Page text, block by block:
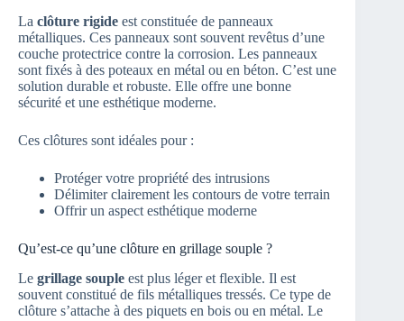
La clôture rigide est constituée de panneaux
métalliques. Ces panneaux sont souvent revêtus d’une
couche protectrice contre la corrosion. Les panneaux
sont fixés à des poteaux en métal ou en béton. C’est une
solution durable et robuste. Elle offre une bonne
sécurité et une esthétique moderne.
Ces clôtures sont idéales pour :
Protéger votre propriété des intrusions
Délimiter clairement les contours de votre terrain
Offrir un aspect esthétique moderne
Qu’est-ce qu’une clôture en grillage souple ?
Le grillage souple est plus léger et flexible. Il est
souvent constitué de fils métalliques tressés. Ce type de
clôture s’attache à des piquets en bois ou en métal. Le